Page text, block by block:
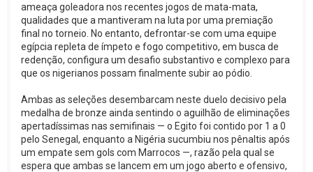
ameaça goleadora nos recentes jogos de mata-mata,
qualidades que a mantiveram na luta por uma premiação
final no torneio. No entanto, defrontar-se com uma equipe
egípcia repleta de ímpeto e fogo competitivo, em busca de
redenção, configura um desafio substantivo e complexo para
que os nigerianos possam finalmente subir ao pódio.
Ambas as seleções desembarcam neste duelo decisivo pela
medalha de bronze ainda sentindo o aguilhão de eliminações
apertadíssimas nas semifinais — o Egito foi contido por 1 a 0
pelo Senegal, enquanto a Nigéria sucumbiu nos pênaltis após
um empate sem gols com Marrocos —, razão pela qual se
espera que ambas se lancem em um jogo aberto e ofensivo,